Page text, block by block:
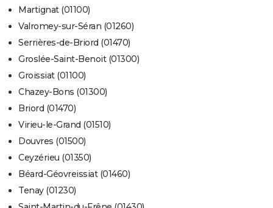
Martignat (01100)
Valromey-sur-Séran (01260)
Serrières-de-Briord (01470)
Groslée-Saint-Benoit (01300)
Groissiat (01100)
Chazey-Bons (01300)
Briord (01470)
Virieu-le-Grand (01510)
Douvres (01500)
Ceyzérieu (01350)
Béard-Géovreissiat (01460)
Tenay (01230)